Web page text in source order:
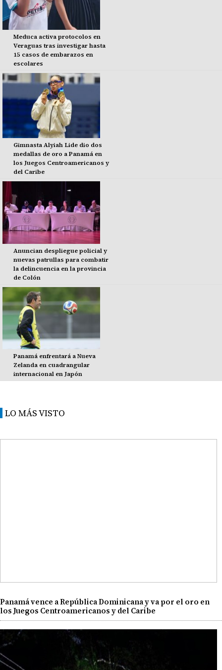
Meduca activa protocolos en
Veraguas tras investigar hasta
15 casos de embarazos en
escolares
Gimnasta Alyiah Lide dio dos
medallas de oro a Panamá en
los Juegos Centroamericanos y
del Caribe
Anuncian despliegue policial y
nuevas patrullas para combatir
la delincuencia en la provincia
de Colón
Panamá enfrentará a Nueva
Zelanda en cuadrangular
internacional en Japón
LO MÁS VISTO
Panamá vence a República Dominicana y va por el oro en
los Juegos Centroamericanos y del Caribe